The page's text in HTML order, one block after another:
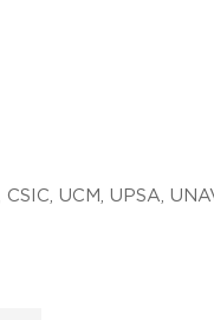
UCM, UPSA,